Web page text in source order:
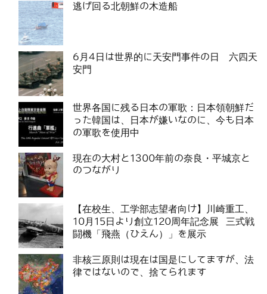
逃げ回る北朝鮮の木造船
6月4日は世界的に天安門事件の日 六四天
安門
世界各国に残る日本の軍歌：日本領朝鮮だ
った韓国は、日本が嫌いなのに、今も日本
の軍歌を使用中
現在の大村と1300年前の奈良・平城京と
のつながり
【在校生、工学部志望者向け】川崎重工、
10月15日より創立120周年記念展 三式戦
闘機「飛燕（ひえん）」を展示
非核三原則は現在は国是にしてますが、法
律ではないので、捨てられます